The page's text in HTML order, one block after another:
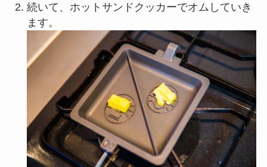
続いて、ホットサンドクッカーでオムしていき
ます。